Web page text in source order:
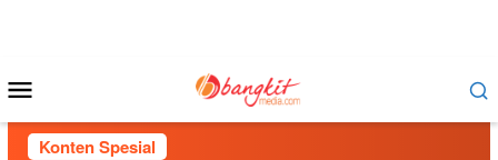
Mobile
Konten Spesial